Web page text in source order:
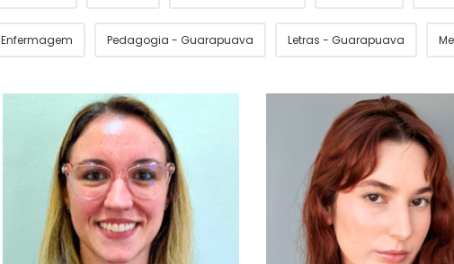
Enfermagem Pedagogia - Guarapuava Letras - Guarapuava